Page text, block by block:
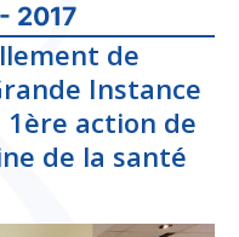
2017
de
Instance
1ère action de
de la santé